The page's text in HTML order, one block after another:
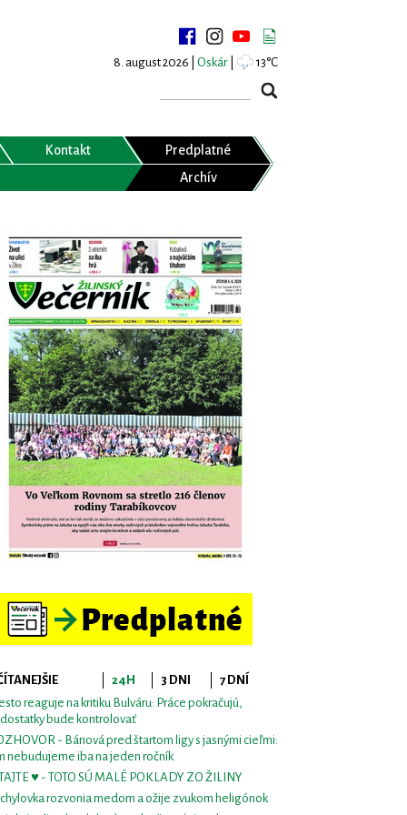
8. august 2026 | Oskár 13°C
Kontakt
Predplatné
Archív
24H 3 DNI
7 DNÍ
reaguje na kritiku Bulváru: Práce pokračujú,
bude kontrolovať
- Bánová pred štartom ligy s jasnými cieľmi:
nebudujeme iba na jeden ročník
♥ - TOTO SÚ MALÉ POKLADY ZO ŽILINY
rozvonia medom a ožije zvukom heligónok